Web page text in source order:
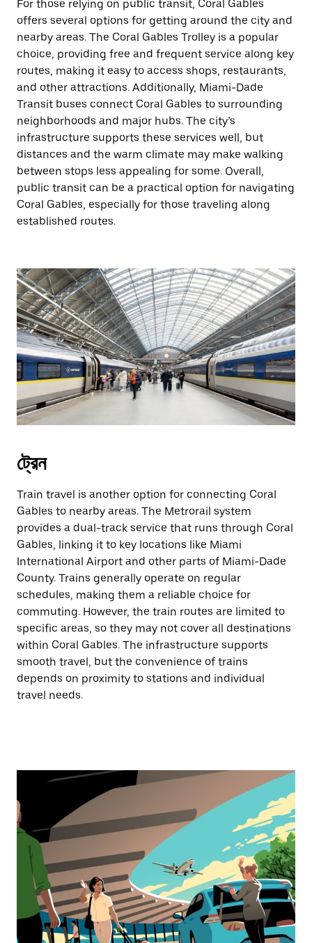
For those relying on public transit, Coral Gables
offers several options for getting around the city and
nearby areas. The Coral Gables Trolley is a popular
choice, providing free and frequent service along key
routes, making it easy to access shops, restaurants,
and other attractions. Additionally, Miami-Dade
Transit buses connect Coral Gables to surrounding
neighborhoods and major hubs. The city’s
infrastructure supports these services well, but
distances and the warm climate may make walking
between stops less appealing for some. Overall,
public transit can be a practical option for navigating
Coral Gables, especially for those traveling along
established routes.
ট্রেন
Train travel is another option for connecting Coral
Gables to nearby areas. The Metrorail system
provides a dual-track service that runs through Coral
Gables, linking it to key locations like Miami
International Airport and other parts of Miami-Dade
County. Trains generally operate on regular
schedules, making them a reliable choice for
commuting. However, the train routes are limited to
specific areas, so they may not cover all destinations
within Coral Gables. The infrastructure supports
smooth travel, but the convenience of trains
depends on proximity to stations and individual
travel needs.